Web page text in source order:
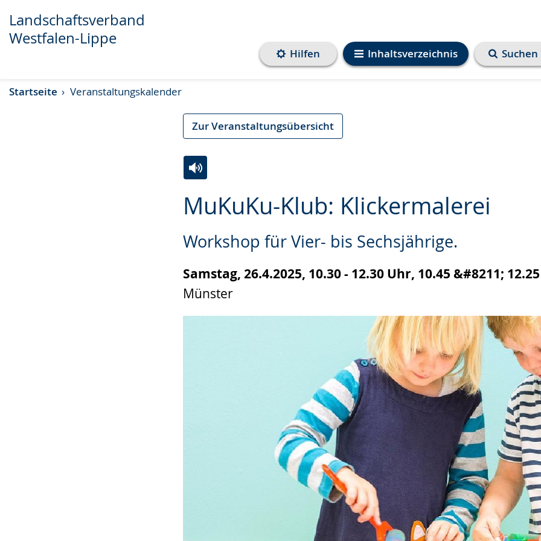
Abspielen
Pausieren
Landschaftsverband
Westfalen-Lippe
Inhaltsverzeichnis
Hilfen Suchen
Startseite Veranstaltungskalender
Zur Veranstaltungsübersicht
MuKuKu-Klub: Klickermalerei
Workshop für Vier- bis Sechsjährige.
Samstag, 26.4.2025, 10.30 - 12.30 Uhr, 10.45 &#8211;
Münster
Leichten
wechseln.
Audio-
Video
Deutscher
wird
angezeigt.